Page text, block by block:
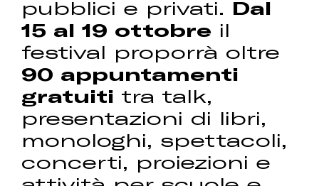
pubblici e privati. Dal
15 al 19 ottobre il
festival proporrà oltre
90 appuntamenti
gratuiti tra talk,
presentazioni di libri,
monologhi, spettacoli,
concerti, proiezioni e